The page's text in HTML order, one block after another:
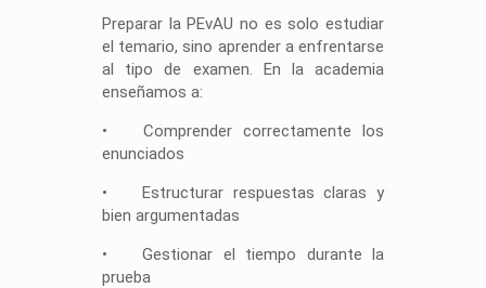
Preparar la PEvAU no es solo estudiar
el temario, sino aprender a enfrentarse
al tipo de examen. En la academia
enseñamos a:
•
Comprender correctamente los
enunciados
•
Estructurar respuestas claras y
bien argumentadas
•
Gestionar el tiempo durante la
prueba